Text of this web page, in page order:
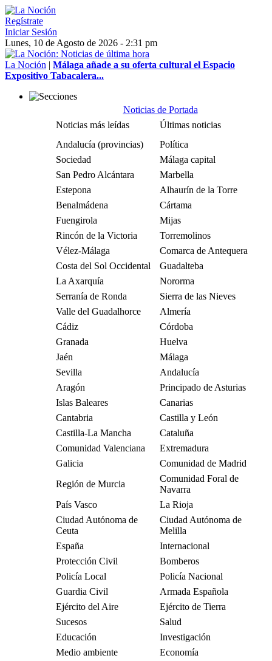
Regístrate
Iniciar Sesión
Lunes, 10 de Agosto de 2026 - 2:31 pm
La Noción | Málaga añade a su oferta cultural el Espacio
Expositivo Tabacalera...
Noticias de Portada
Noticias más leídas
Últimas noticias
Andalucía (provincias)
Política
Sociedad
Málaga capital
San Pedro Alcántara
Marbella
Estepona
Alhaurín de la Torre
Benalmádena
Cártama
Fuengirola
Mijas
Rincón de la Victoria
Torremolinos
Vélez-Málaga
Comarca de Antequera
Costa del Sol Occidental
Guadalteba
La Axarquía
Nororma
Serranía de Ronda
Sierra de las Nieves
Valle del Guadalhorce
Almería
Cádiz
Córdoba
Granada
Huelva
Jaén
Málaga
Sevilla
Andalucía
Aragón
Principado de Asturias
Islas Baleares
Canarias
Cantabria
Castilla y León
Castilla-La Mancha
Cataluña
Comunidad Valenciana
Extremadura
Galicia
Comunidad de Madrid
Región de Murcia
Comunidad Foral de
Navarra
País Vasco
La Rioja
Ciudad Autónoma de
Ceuta
Ciudad Autónoma de
Melilla
España
Internacional
Protección Civil
Bomberos
Policía Local
Policía Nacional
Guardia Civil
Armada Española
Ejército del Aire
Ejército de Tierra
Sucesos
Salud
Educación
Investigación
Medio ambiente
Economía